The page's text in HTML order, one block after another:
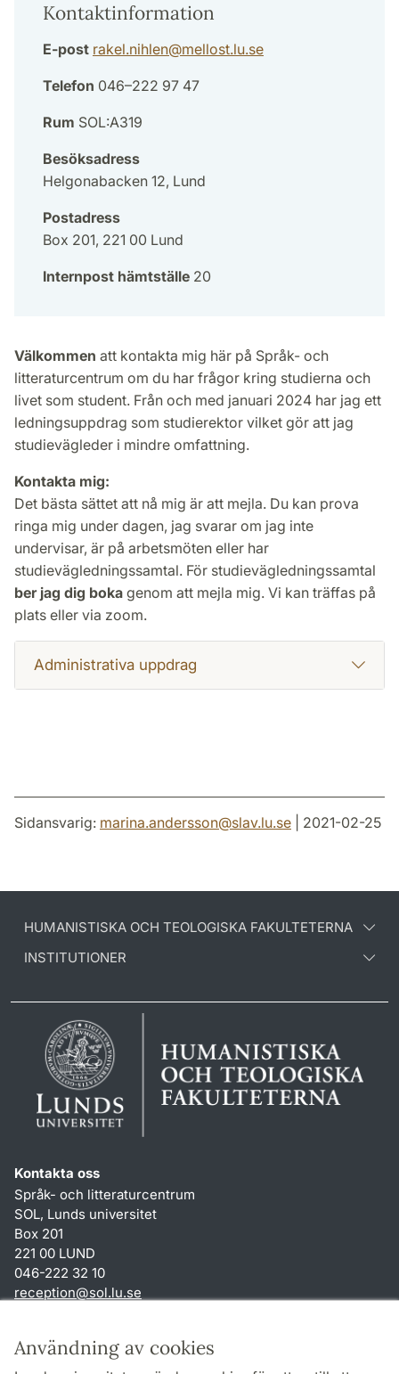
Användning av cookies
Kontaktinformation
E-post rakel.nihlen@mellost.lu.se
Telefon 046–222 97 47
Rum SOL:A319
Besöksadress
Helgonabacken 12, Lund
Postadress
Box 201, 221 00 Lund
Internpost hämtställe 20
Välkommen att kontakta mig här på Språk- och
litteraturcentrum om du har frågor kring studierna och
livet som student. Från och med januari 2024 har jag ett
ledningsuppdrag som studierektor vilket gör att jag
studievägleder i mindre omfattning.
Kontakta mig:
Det bästa sättet att nå mig är att mejla. Du kan prova
ringa mig under dagen, jag svarar om jag inte
undervisar, är på arbetsmöten eller har
studievägledningssamtal. För studievägledningssamtal
ber jag dig boka genom att mejla mig. Vi kan träffas på
plats eller via zoom.
Administrativa uppdrag
Sidansvarig: marina.andersson@slav.lu.se | 2021-02-25
HUMANISTISKA OCH TEOLOGISKA FAKULTETERNA
INSTITUTIONER
Kontakta oss
Språk- och litteraturcentrum
SOL, Lunds universitet
Box 201
221 00 LUND
046-222 32 10
reception@sol.lu.se
Genvägar
Om webbplatsen och cookies